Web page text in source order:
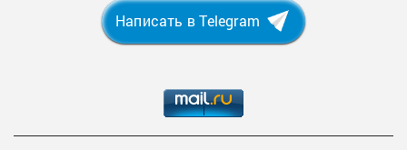
Написать в Telegram